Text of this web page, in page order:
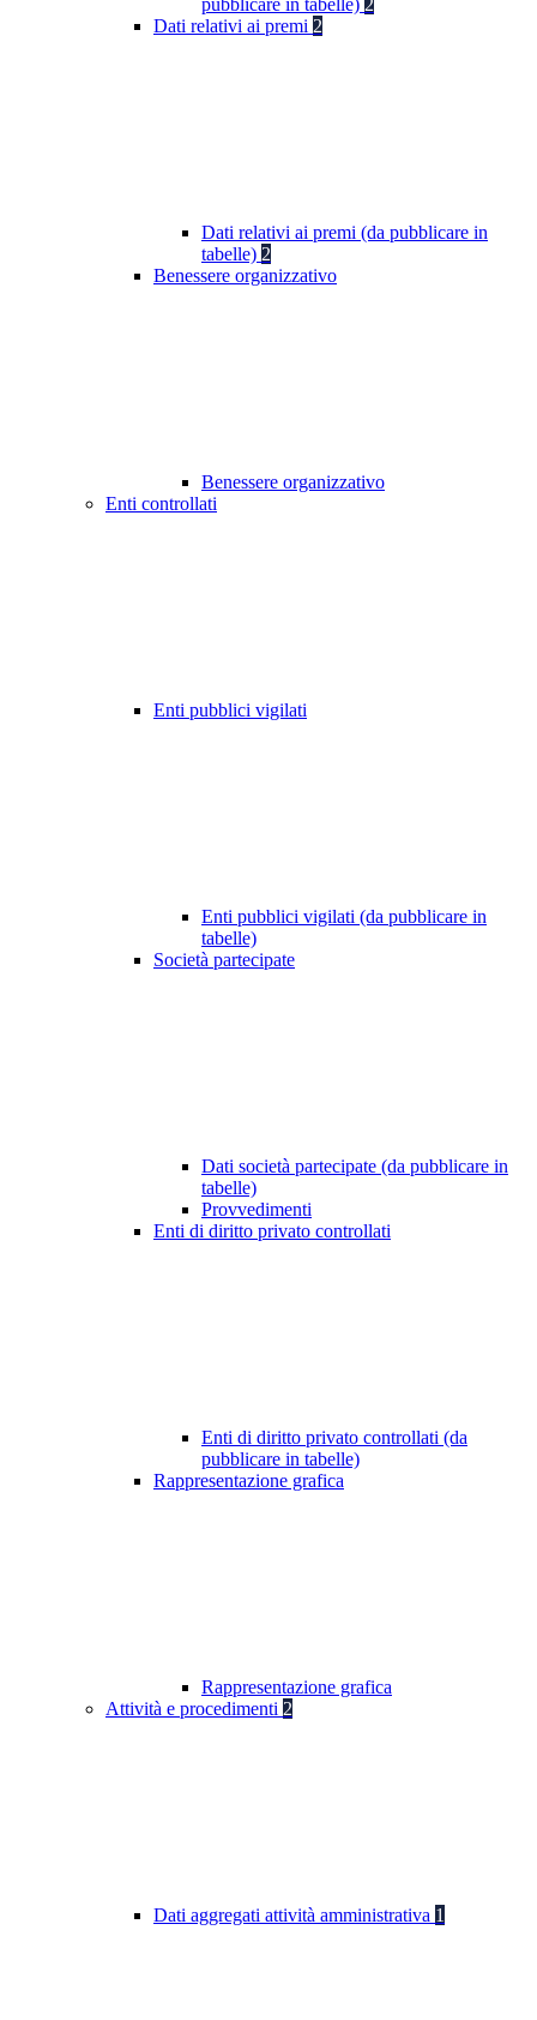
pubblicare in tabelle) 2
Dati relativi ai premi 2
Dati relativi ai premi (da pubblicare in
tabelle) 2
Benessere organizzativo
Benessere organizzativo
Enti controllati
Enti pubblici vigilati
Enti pubblici vigilati (da pubblicare in
tabelle)
Società partecipate
Dati società partecipate (da pubblicare in
tabelle)
Provvedimenti
Enti di diritto privato controllati
Enti di diritto privato controllati (da
pubblicare in tabelle)
Rappresentazione grafica
Rappresentazione grafica
Attività e procedimenti 2
Dati aggregati attività amministrativa 1